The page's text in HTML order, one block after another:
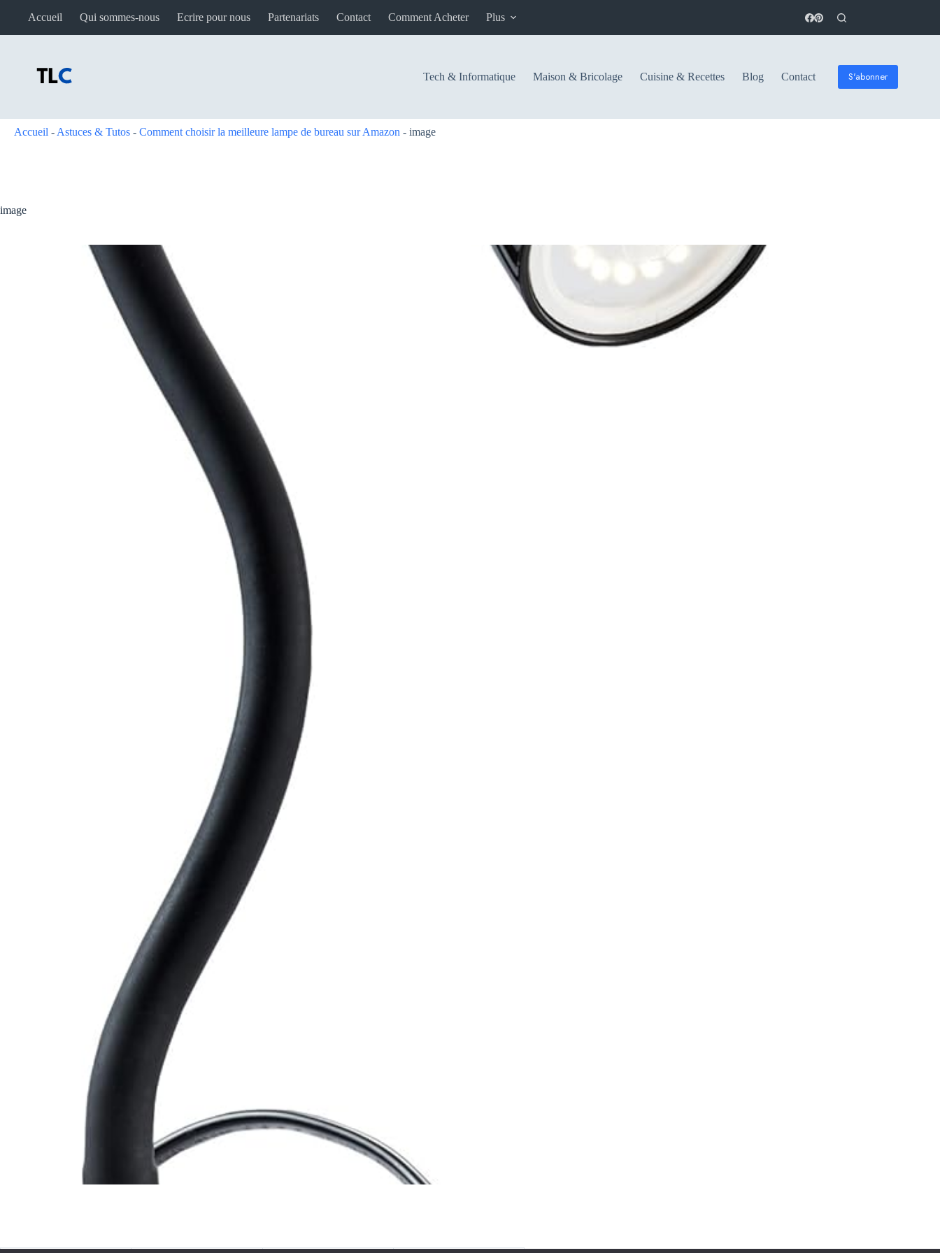
Accueil Qui sommes-nous Ecrire pour nous Partenariats Contact Comment Acheter Plus
Tech & Informatique Maison & Bricolage Cuisine & Recettes Blog Contact S'abonner
Accueil - Astuces & Tutos - Comment choisir la meilleure lampe de bureau sur Amazon - image
image